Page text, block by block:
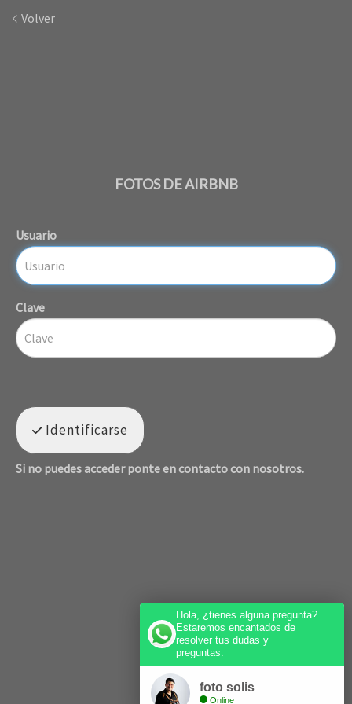
Volver
FOTOS DE AIRBNB
Usuario
Clave
Identificarse
Si no puedes acceder ponte en contacto con nosotros.
Hola, ¿tienes alguna pregunta?
Estaremos encantados de
resolver tus dudas y
preguntas.
foto solis
Online